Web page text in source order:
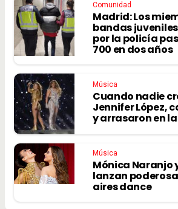
Comunidad
Madrid: Los
bandas
por la policía
700 en dos años
Música
Cuando nadie
Jennifer López,
y arrasaron en la
Música
Mónica Naranjo
lanzan
aires dance